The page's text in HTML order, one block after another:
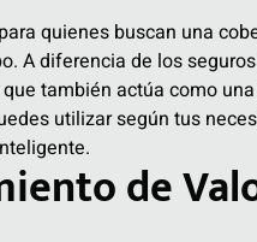
quienes buscan una
A diferencia de los
también actúa como una
utilizar según tus
de